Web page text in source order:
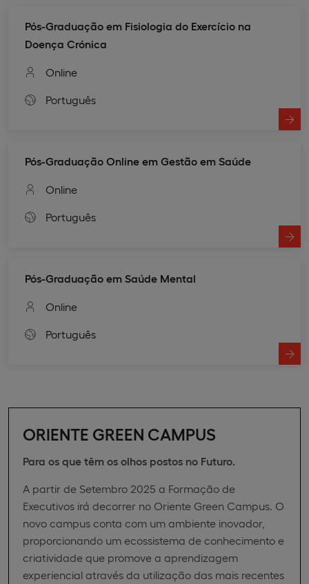
Pós-Graduação em Fisiologia do Exercício na
Doença Crónica
Online
Português
Pós-Graduação Online em Gestão em Saúde
Online
Português
Pós-Graduação em Saúde Mental
Online
Português
ORIENTE GREEN CAMPUS
Para os que têm os olhos postos no Futuro.
A partir de Setembro 2025 a Formação de
Executivos irá decorrer no Oriente Green Campus. O
novo campus conta com um ambiente inovador,
proporcionando um ecossistema de conhecimento e
criatividade que promove a aprendizagem
experiencial através da utilização das mais recentes